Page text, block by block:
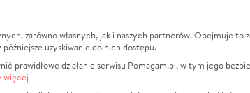
O nas
Opinie
zarówno własnych, jak i naszych partnerów. Obejmuje
uzyskiwanie do nich dostępu.
prawidłowe działanie serwisu Pomagam.pl, w tym jego
więcej